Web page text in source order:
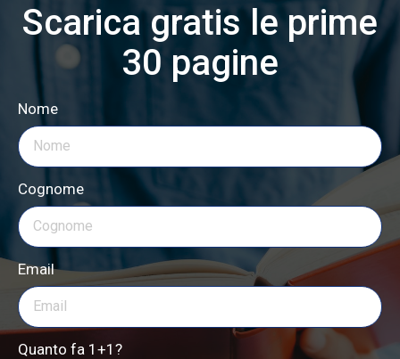
Scarica gratis le prime
30 pagine
Nome
Cognome
Email
Quanto fa 1+1?